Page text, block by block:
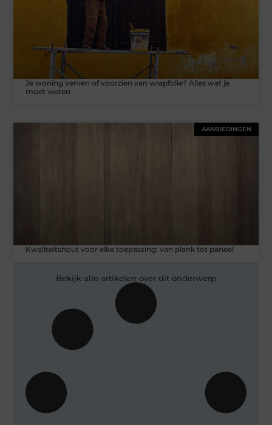
Je woning verven of voorzien van wrapfolie? Alles wat je
moet weten
AANBIEDINGEN
Kwaliteitshout voor elke toepassing: van plank tot paneel
Bekijk alle artikelen over dit onderwerp